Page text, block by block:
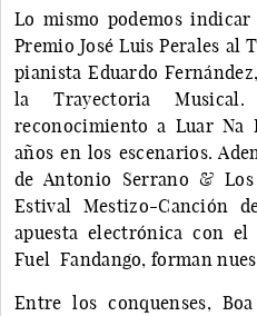
Lo mismo podemos
Premio José Luis Perales al
pianista Eduardo
la Trayectoria
reconocimiento a Luar Na
años en los escenarios.
de Antonio Serrano & Los
Estival Mestizo-Canción
apuesta electrónica con
Fuel Fandango, forman
Entre los conquenses,